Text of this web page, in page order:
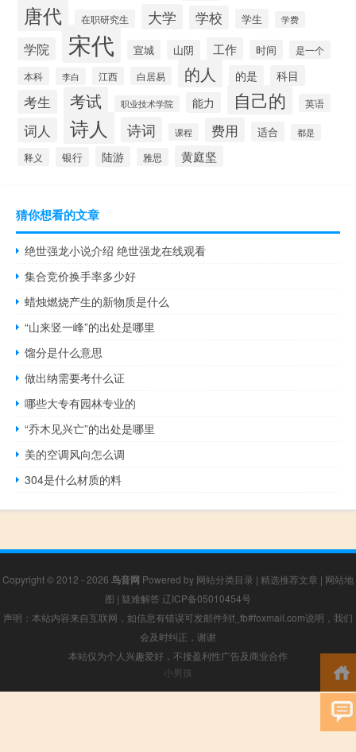
唐代 在职研究生 大学 学校 学生 学费
学院 宋代 宣城 山阴 工作 时间
是一个
本科
李白 江西 白居易 的人 的是 科目
考生 考试 职业技术学院 能力 自己的 英语
词人 诗人 诗词 课程 费用 适合 都是
释义 银行 陆游 雅思 黄庭坚
猜你想看的文章
绝世强龙小说介绍 绝世强龙在线观看
集合竞价换手率多少好
蜡烛燃烧产生的新物质是什么
“山来竖一峰”的出处是哪里
馏分是什么意思
做出纳需要考什么证
哪些大专有园林专业的
“乔木见兴亡”的出处是哪里
美的空调风向怎么调
304是什么材质的料
Copyright © 2012 - 2026 鸟音网 Powered by 网站分类目录 | 精选推荐文章 | 网站地
图 | 疑难解答 辽ICP备05010454号
声明：本站内容来自互联网，如信息有错误可发邮件到f_fb#foxmail.com说明，我们
会及时纠正，谢谢
本站仅为个人兴趣爱好，不接盈利性广告及商业合作
小男孩